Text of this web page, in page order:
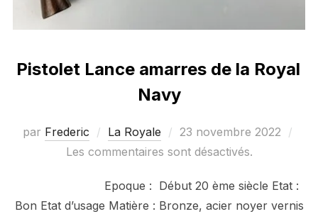
Pistolet Lance amarres de la Royal
Navy
par Frederic La Royale
Publié
le
23 novembre 2022
Les commentaires sont désactivés.
Epoque : Début 20 ème siècle Etat :
Bon Etat d’usage Matière : Bronze, acier noyer vernis